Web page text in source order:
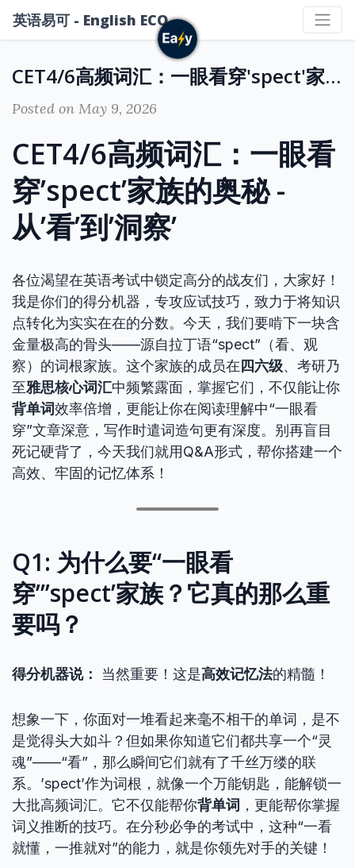
英语易可 - English ECO
CET4/6高频词汇：一眼看穿'spect'家族的奥秘 - 从'看'到'洞察'
Posted on May 9, 2026
CET4/6高频词汇：一眼看
穿’spect’家族的奥秘 -
从’看’到’洞察’
各位渴望在英语考试中锁定高分的战友们，大家好！
我是你们的得分机器，专攻应试技巧，致力于将知识
点转化为实实在在的分数。今天，我们要啃下一块含
金量极高的骨头——源自拉丁语“spect”（看、观
察）的词根家族。这个家族的成员在 四六级、考研乃
至雅思核心词汇中频繁露面，掌握它们，不仅能让你
背单词效率倍增，更能让你在阅读理解中“一眼看
穿”文章深意，写作时遣词造句更有深度。别再盲目
死记硬背了，今天我们就用Q&A形式，帮你搭建一个
高效、牢固的记忆体系！
Q1: 为什么要“一眼看
穿”’spect’家族？它真的那么重
要吗？
得分机器说： 当然重要！这是高效记忆法的精髓！
想象一下，你面对一堆看起来毫不相干的单词，是不
是觉得头大如斗？但如果你知道它们都共享一个“灵
魂”——“看”，那么瞬间它们就有了千丝万缕的联
系。’spect’作为词根，就像一个万能钥匙，能解锁一
大批高频词汇。它不仅能帮你背单词 ，更能帮你掌握
词义推断的技巧。在分秒必争的考试中，这种“一看
就懂，一推就对”的能力，就是你领先对手的关键！